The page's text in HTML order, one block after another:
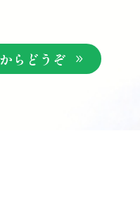
らどうぞ